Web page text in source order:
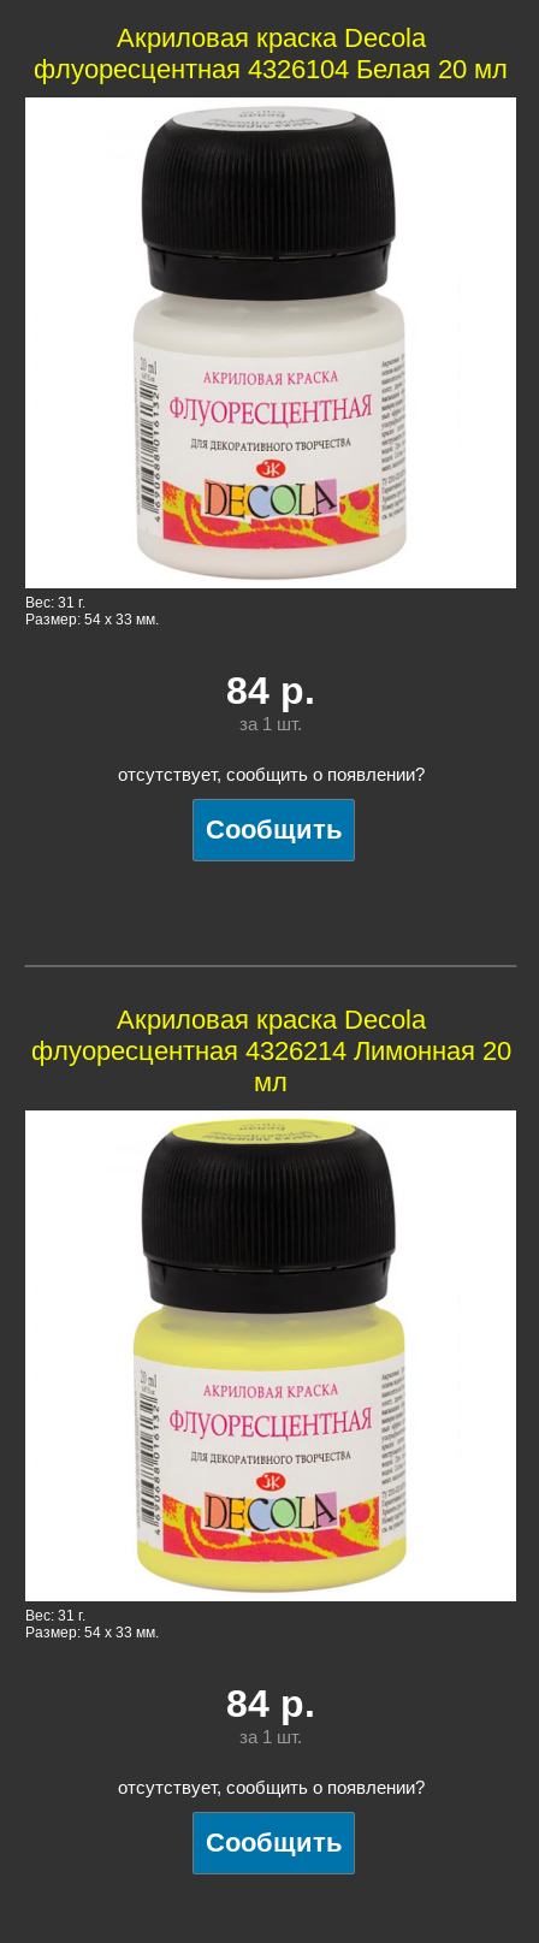
Акриловая краска Decola
флуоресцентная 4326104 Белая 20 мл
Вес: 31 г.
Размер: 54 x 33 мм.
84 р.
за 1 шт.
отсутствует, сообщить о появлении?
Акриловая краска Decola
флуоресцентная 4326214 Лимонная 20
мл
Вес: 31 г.
Размер: 54 x 33 мм.
84 р.
за 1 шт.
отсутствует, сообщить о появлении?